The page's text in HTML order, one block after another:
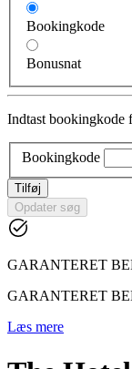
Bookingkode
Bonusnat
Indtast bookingkode
Bookingkode
Tilføj
Opdater søg
GARANTERET
GARANTERET
Læs mere